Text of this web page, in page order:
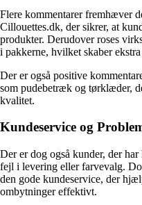
Flere kommentarer fremhæver
Cillouettes.dk, der sikrer, at
produkter. Derudover roses
i pakkerne, hvilket skaber
Der er også positive
som pudebetræk og tørklæder,
kvalitet.
Kundeservice og
Der er dog også kunder, der
fejl i levering eller farvevalg.
den gode kundeservice, der
ombytninger effektivt.